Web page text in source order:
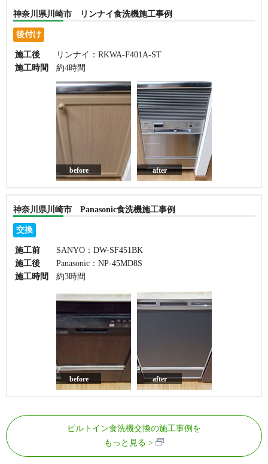
神奈川県川崎市 リンナイ食洗機施工事例
後付け
施工後
リンナイ：RKWA-F401A-ST
施工時間
約4時間
before after
神奈川県川崎市 Panasonic食洗機施工事例
交換
施工前
SANYO：DW-SF451BK
施工後
Panasonic：NP-45MD8S
施工時間
約3時間
before after
ビルトイン食洗機交換の施工事例を
もっと見る